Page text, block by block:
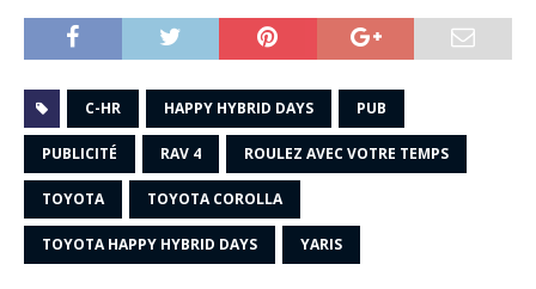
C-HR HAPPY HYBRID DAYS PUB
PUBLICITÉ RAV 4 ROULEZ AVEC VOTRE TEMPS
TOYOTA TOYOTA COROLLA
TOYOTA HAPPY HYBRID DAYS YARIS